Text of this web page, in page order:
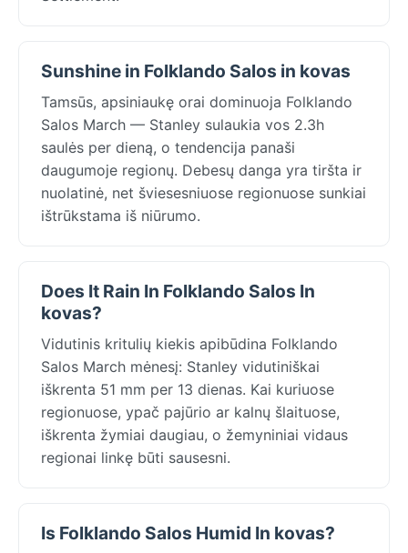
Sunshine in Folklando Salos in kovas
Tamsūs, apsiniaukę orai dominuoja Folklando
Salos March — Stanley sulaukia vos 2.3h
saulės per dieną, o tendencija panaši
daugumoje regionų. Debesų danga yra tiršta ir
nuolatinė, net šviesesniuose regionuose sunkiai
ištrūkstama iš niūrumo.
Does It Rain In Folklando Salos In
kovas?
Vidutinis kritulių kiekis apibūdina Folklando
Salos March mėnesį: Stanley vidutiniškai
iškrenta 51 mm per 13 dienas. Kai kuriuose
regionuose, ypač pajūrio ar kalnų šlaituose,
iškrenta žymiai daugiau, o žemyniniai vidaus
regionai linkę būti sausesni.
Is Folklando Salos Humid In kovas?